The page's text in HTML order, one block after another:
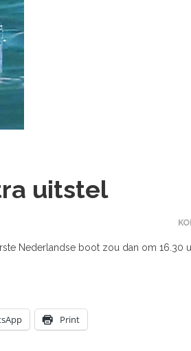
uitstel
Nederlandse boot zou dan om 16.30
Print